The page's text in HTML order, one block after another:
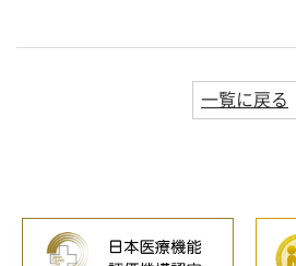
一覧に戻る